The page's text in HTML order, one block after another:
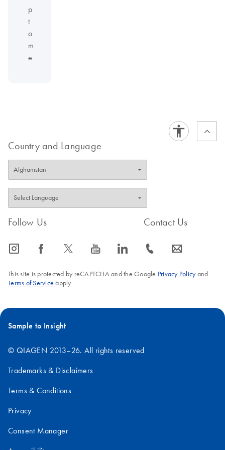
p
t
o
m
e
Country and Language
Follow Us
icon_0065_instagram-s icon_0064_facebook-s icon_0340_cc_gen_x-s icon_0077_youtube-s icon_0066_linkedin-s
Contact Us
icon_0072_phone-s icon_0063_envelope-s
This site is protected by reCAPTCHA and the Google Privacy Policyand
Terms of Service apply.
Sample to Insight
© QIAGEN 2013–26. All rights reserved
Trademarks & Disclaimers
Terms & Conditions
Privacy
Consent Manager